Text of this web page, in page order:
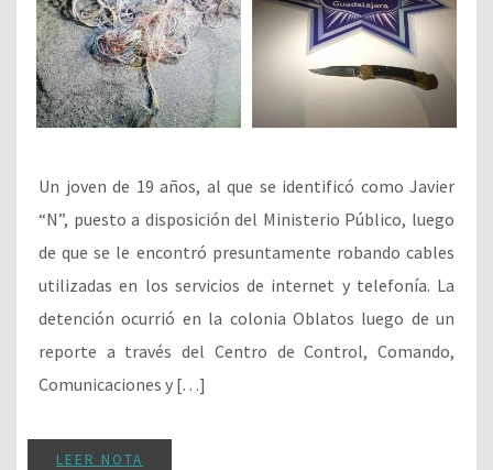
Un joven de 19 años, al que se identificó como Javier
“N”, puesto a disposición del Ministerio Público, luego
de que se le encontró presuntamente robando cables
utilizadas en los servicios de internet y telefonía. La
detención ocurrió en la colonia Oblatos luego de un
reporte a través del Centro de Control, Comando,
Comunicaciones y […]
LEER NOTA